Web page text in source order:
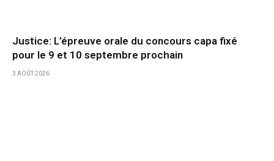
Justice: L’épreuve orale du concours capa fixé
pour le 9 et 10 septembre prochain
3 AOÛT 2026